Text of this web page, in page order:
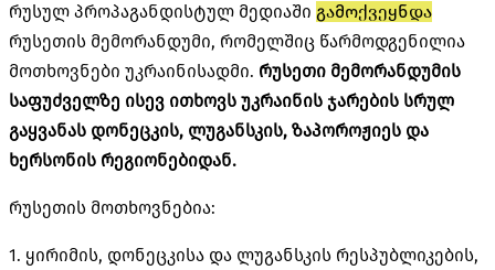
რუსულ პროპაგანდისტულ მედიაში გამოქვეყნდა
რუსეთის მემორანდუმი, რომელშიც წარმოდგენილია
მოთხოვნები უკრაინისადმი. რუსეთი მემორანდუმის
საფუძველზე ისევ ითხოვს უკრაინის ჯარების სრულ
გაყვანას დონეცკის, ლუგანსკის, ზაპოროჟიეს და
ხერსონის რეგიონებიდან.
რუსეთის მოთხოვნებია:
1. ყირიმის, დონეცკისა და ლუგანსკის რესპუბლიკების,